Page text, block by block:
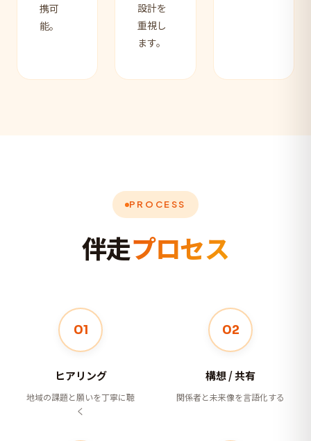
携可
能。
設計を
重視し
ます。
PROCESS
伴走プロセス
01
ヒアリング
地域の課題と願いを丁寧に聴
く
02
構想 / 共有
関係者と未来像を言語化する